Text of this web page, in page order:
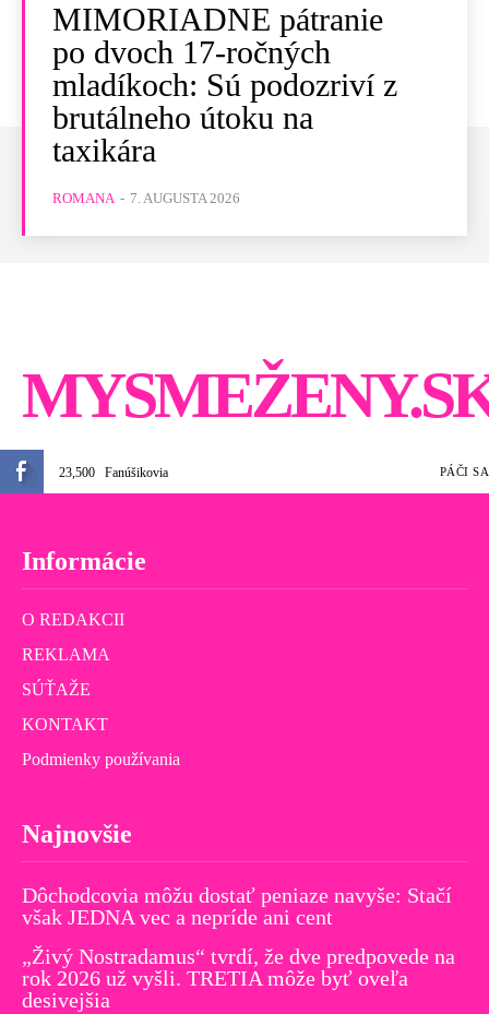
MIMORIADNE pátranie
po dvoch 17-ročných
mladíkoch: Sú podozriví z
brutálneho útoku na
taxikára
ROMANA - 7. AUGUSTA 2026
23,500 Fanúšikovia PÁČI SA
Informácie
O REDAKCII
REKLAMA
SÚŤAŽE
KONTAKT
Podmienky používania
Najnovšie
Dôchodcovia môžu dostať peniaze navyše: Stačí
však JEDNA vec a nepríde ani cent
„Živý Nostradamus“ tvrdí, že dve predpovede na
rok 2026 už vyšli. TRETIA môže byť oveľa
desivejšia